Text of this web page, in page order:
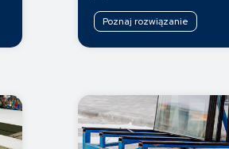
Poznaj rozwiązanie